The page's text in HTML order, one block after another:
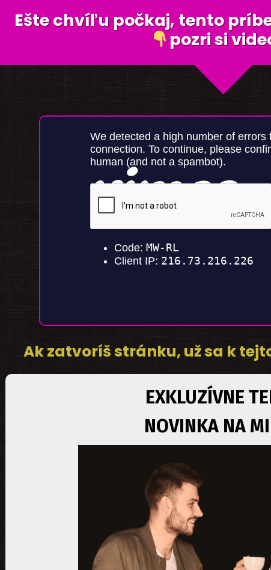
Ešte chvíľu počkaj, tento
pozri si
Ak zatvoríš stránku, už sa k
EXKLUZÍVNE
NOVINKA NA